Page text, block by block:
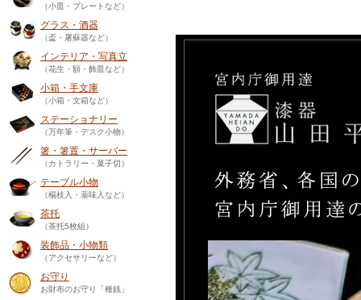
（小皿・プレートなど）
グラス・酒器
（盃・屠蘇器など）
インテリア・写真立
（花生・額・飾皿など）
小箱・手文庫
（小箱・文箱など）
ステーショナリー
（万年筆・デスク小物）
箸・箸置・サーバー
（カトラリー・菓子切）
テーブル小物
（楊枝入・薬味入など）
茶托
（茶托5枚組）
装飾品・小物類
（アクセサリーなど）
お守り
お財布のお守り「種銭」